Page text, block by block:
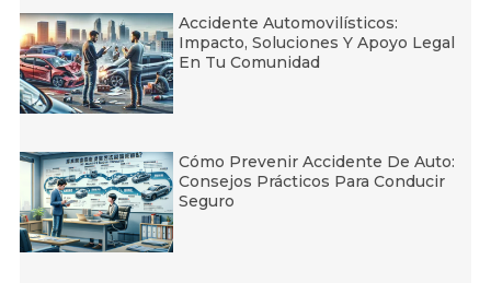
Accidente Automovilísticos:
Impacto, Soluciones Y Apoyo Legal
En Tu Comunidad
Cómo Prevenir Accidente De Auto:
Consejos Prácticos Para Conducir
Seguro